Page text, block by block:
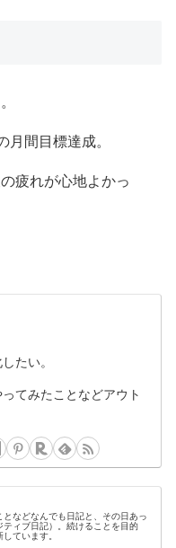
月間目標達成。
疲れが心地よかっ
たい。
てみたことなどアウト
となどなんでも日記と、その日あっ
ティブ日記）。続けることを目的
ています。